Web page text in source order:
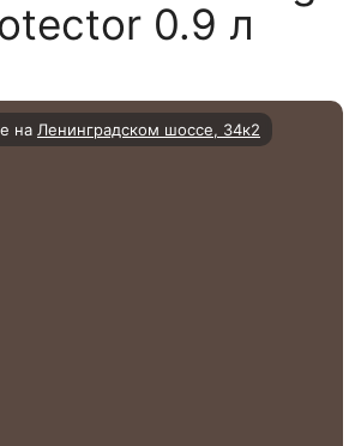
0.9 л
на Ленинградском шоссе, 34к2